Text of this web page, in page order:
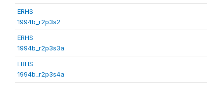
ERHS
1994b_r2p3s2
ERHS
1994b_r2p3s3a
ERHS
1994b_r2p3s4a